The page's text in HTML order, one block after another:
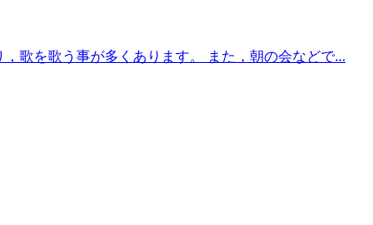
歌を歌う事が多くあります。 また，朝の会などで...